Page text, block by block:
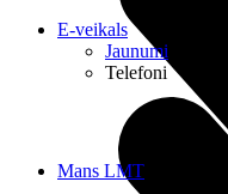
E-veikals
Jaunumi
Telefoni
Mans LMT